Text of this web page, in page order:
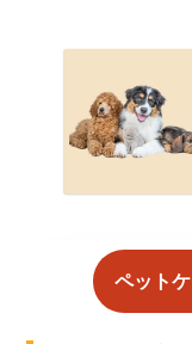
ペット